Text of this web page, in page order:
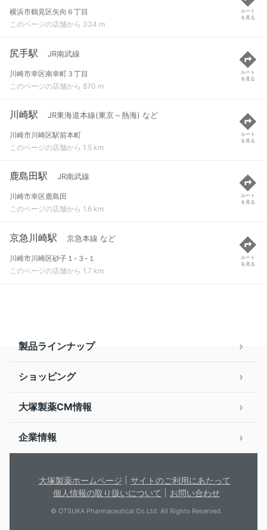
横浜市鶴見区矢向６丁目
このページの店舗から 334 m
ルート
を見る
尻手駅 JR南武線
川崎市幸区南幸町３丁目
このページの店舗から 870 m
ルート
を見る
川崎駅 JR東海道本線(東京～熱海) など
川崎市川崎区駅前本町
このページの店舗から 1.5 km
ルート
を見る
鹿島田駅 JR南武線
川崎市幸区鹿島田
このページの店舗から 1.6 km
ルート
を見る
京急川崎駅 京急本線 など
川崎市川崎区砂子１-３-１
このページの店舗から 1.7 km
ルート
を見る
製品ラインナップ
ショッピング
大塚製薬CM情報
企業情報
大塚製薬ホームページ
サイトのご利用にあたって
個人情報の取り扱いについて
お問い合わせ
© OTSUKA Pharmaceutical Co.Ltd. All Rights Reserved.